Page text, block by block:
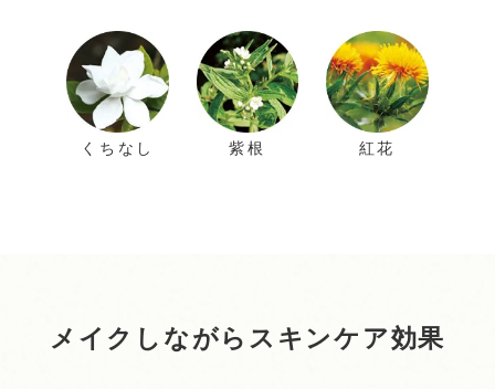
くちなし 紫根 紅花
メイクしながらスキンケア効果